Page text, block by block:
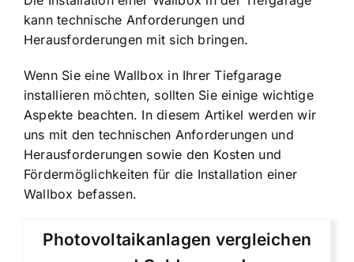
kann technische Anforderungen und
Herausforderungen mit sich bringen.
Wenn Sie eine Wallbox in Ihrer Tiefgarage
installieren möchten, sollten Sie einige wichtige
Aspekte beachten. In diesem Artikel werden wir
uns mit den technischen Anforderungen und
Herausforderungen sowie den Kosten und
Fördermöglichkeiten für die Installation einer
Wallbox befassen.
Photovoltaikanlagen vergleichen